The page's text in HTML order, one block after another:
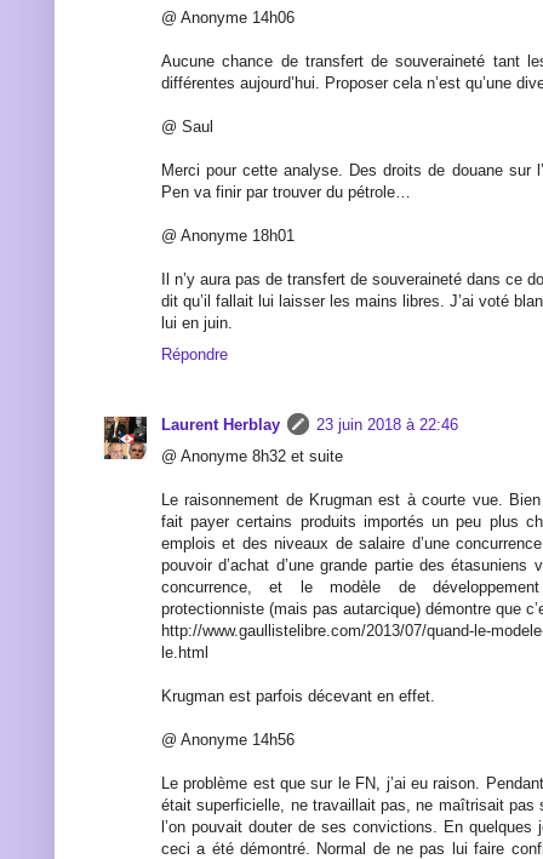
@ Anonyme 14h06
Aucune chance de transfert de souveraineté tant
différentes aujourd’hui. Proposer cela n’est qu’une
@ Saul
Merci pour cette analyse. Des droits de douane sur
Pen va finir par trouver du pétrole…
@ Anonyme 18h01
Il n’y aura pas de transfert de souveraineté dans ce
dit qu’il fallait lui laisser les mains libres. J’ai voté
lui en juin.
Répondre
Laurent Herblay
23 juin 2018 à 22:46
@ Anonyme 8h32 et suite
Le raisonnement de Krugman est à courte vue.
fait payer certains produits importés un peu plus
emplois et des niveaux de salaire d’une
pouvoir d’achat d’une grande partie des étasuniens
concurrence, et le modèle de
protectionniste (mais pas autarcique) démontre que
http://www.gaullistelibre.com/2013/07/quand-le-
le.html
Krugman est parfois décevant en effet.
@ Anonyme 14h56
Le problème est que sur le FN, j’ai eu raison.
était superficielle, ne travaillait pas, ne maîtrisait pas
l’on pouvait douter de ses convictions. En quelques
ceci a été démontré. Normal de ne pas lui faire